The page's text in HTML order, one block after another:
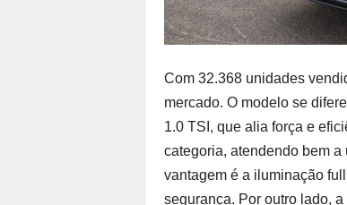
Com 32.368 unidades
mercado. O modelo se
1.0 TSI, que alia força e
categoria, atendendo bem
vantagem é a iluminação
segurança. Por outro lado,